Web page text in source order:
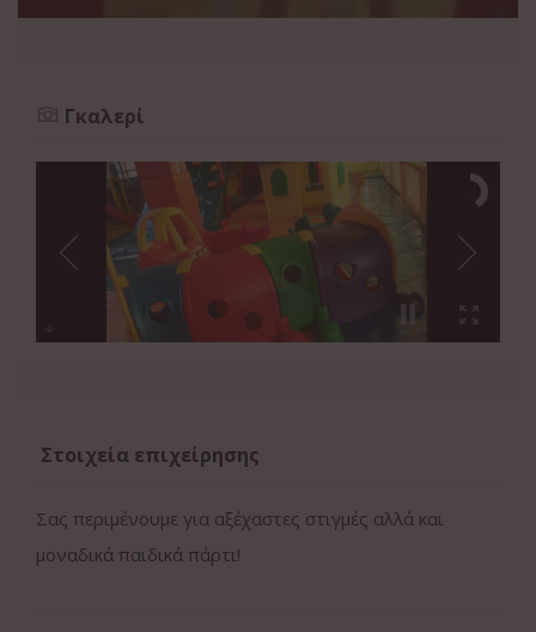
Γκαλερί
Στοιχεία επιχείρησης
Σας περιμένουμε για αξέχαστες στιγμές αλλά και
μοναδικά παιδικά πάρτι!